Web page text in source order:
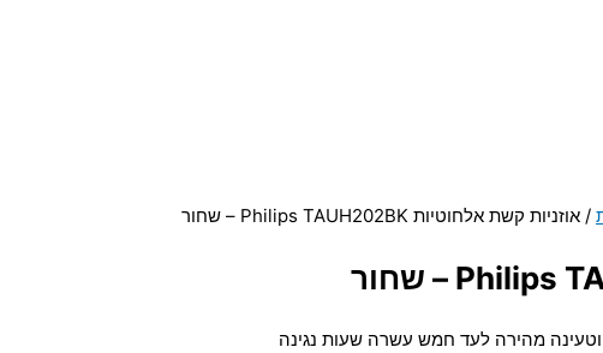
/ אוזניות קשת אלחוטיות Philips TAUH202BK – שחור
מהירה לעד חמש עשרה שעות נגינה